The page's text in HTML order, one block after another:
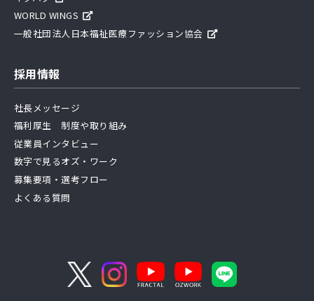
WORLD WINGS
一般社団法人日本福祉医療ファッション協会
採用情報
社長メッセージ
福利厚生 制度や取り組み
従業員インタビュー
数字で見るオズ・ワーク
募集要項・選考フロー
よくある質問